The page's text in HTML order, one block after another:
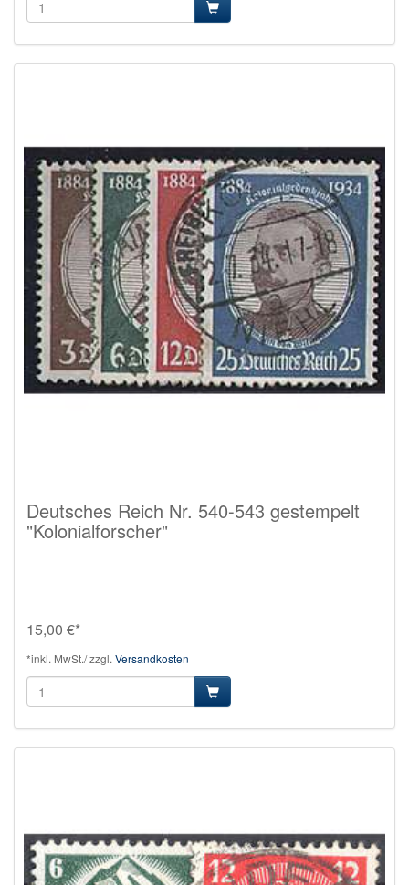
Deutsches Reich Nr. 540-543 gestempelt
"Kolonialforscher"
15,00 €*
*inkl. MwSt./ zzgl. Versandkosten